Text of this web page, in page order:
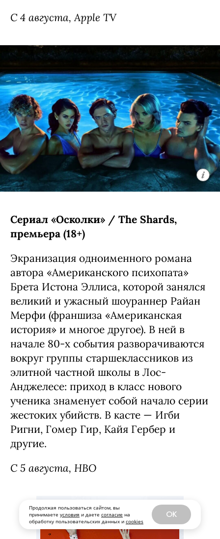
Продолжая пользоваться сайтом, вы
принимаете условия и даете согласие на
обработку пользовательских данных и cookies
OK
С 4 августа, Apple TV
Сериал «Осколки» / The Shards,
премьера (18+)
Экранизация одноименного романа
автора «Американского психопата»
Брета Истона Эллиса, которой занялся
великий и ужасный шоураннер Райан
Мерфи (франшиза «Американская
история» и многое другое). В ней в
начале 80-х события разворачиваются
вокруг группы старшеклассников из
элитной частной школы в Лос-
Анджелесе: приход в класс нового
ученика знаменует собой начало серии
жестоких убийств. В касте — Игби
Ригни, Гомер Гир, Кайя Гербер и
другие.
С 5 августа, HBO